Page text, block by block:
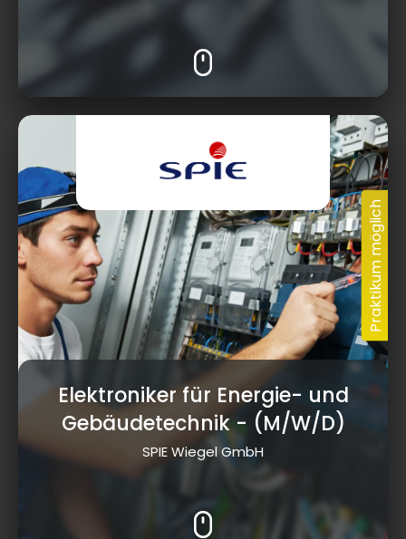
Elektroniker für Energie- und
Gebäudetechnik- (M/W/D)
SPIE Wiegel GmbH